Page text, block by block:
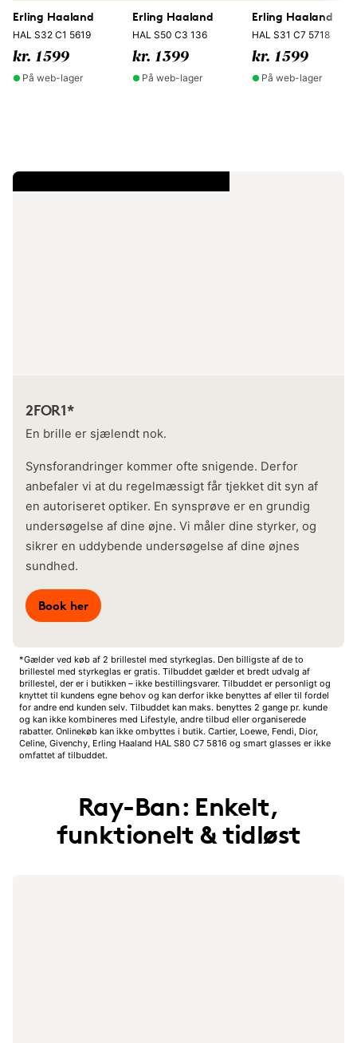
Erling Haaland
HAL S32 C1 5619
kr. 1599
På web-lager
Erling Haaland
HAL S50 C3 136
kr. 1399
På web-lager
Erling Haaland
HAL S31 C7 5718
kr. 1599
På web-lager
2FOR1*
En brille er sjælendt nok.
Synsforandringer kommer ofte snigende. Derfor
anbefaler vi at du regelmæssigt får tjekket dit syn af
en autoriseret optiker. En synsprøve er en grundig
undersøgelse af dine øjne. Vi måler dine styrker, og
sikrer en uddybende undersøgelse af dine øjnes
sundhed.
Book her
*Gælder ved køb af 2 brillestel med styrkeglas. Den billigste af de to
brillestel med styrkeglas er gratis. Tilbuddet gælder et bredt udvalg af
brillestel, der er i butikken – ikke bestillingsvarer. Tilbuddet er personligt og
knyttet til kundens egne behov og kan derfor ikke benyttes af eller til fordel
for andre end kunden selv. Tilbuddet kan maks. benyttes 2 gange pr. kunde
og kan ikke kombineres med Lifestyle, andre tilbud eller organiserede
rabatter. Onlinekøb kan ikke ombyttes i butik. Cartier, Loewe, Fendi, Dior,
Celine, Givenchy, Erling Haaland HAL S80 C7 5816 og smart glasses er ikke
omfattet af tilbuddet.
Ray-Ban: Enkelt,
funktionelt & tidløst